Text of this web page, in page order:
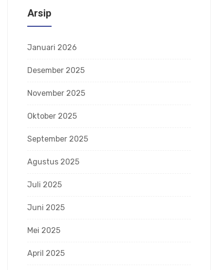
Arsip
Januari 2026
Desember 2025
November 2025
Oktober 2025
September 2025
Agustus 2025
Juli 2025
Juni 2025
Mei 2025
April 2025